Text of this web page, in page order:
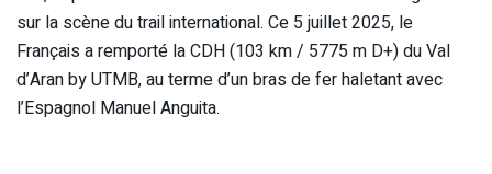
sur la scène du trail international. Ce 5 juillet 2025, le
Français a remporté la CDH (103 km / 5775 m D+) du Val
d’Aran by UTMB, au terme d’un bras de fer haletant avec
l’Espagnol Manuel Anguita.